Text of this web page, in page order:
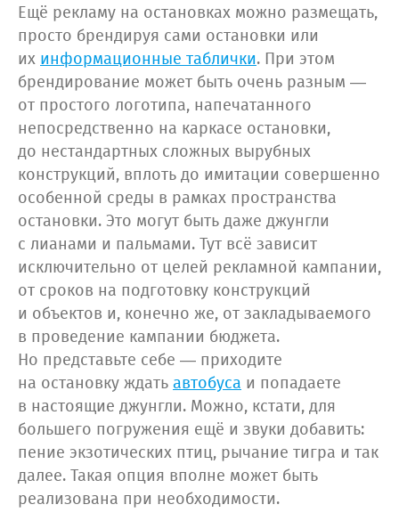
Ещё рекламу на остановках можно размещать,
просто брендируя сами остановки или
ихинформационные таблички. При этом
брендирование может быть очень разным —
от простого логотипа, напечатанного
непосредственно на каркасе остановки,
до нестандартных сложных вырубных
конструкций, вплоть до имитации совершенно
особенной среды в рамках пространства
остановки. Это могут быть даже джунгли
с лианами и пальмами. Тут всё зависит
исключительно от целей рекламной кампании,
от сроков на подготовку конструкций
и объектов и, конечно же, от закладываемого
в проведение кампании бюджета.
Но представьте себе — приходите
на остановку ждатьавтобуса и попадаете
в настоящие джунгли. Можно, кстати, для
большего погружения ещё и звуки добавить:
пение экзотических птиц, рычание тигра и так
далее. Такая опция вполне может быть
реализована при необходимости.